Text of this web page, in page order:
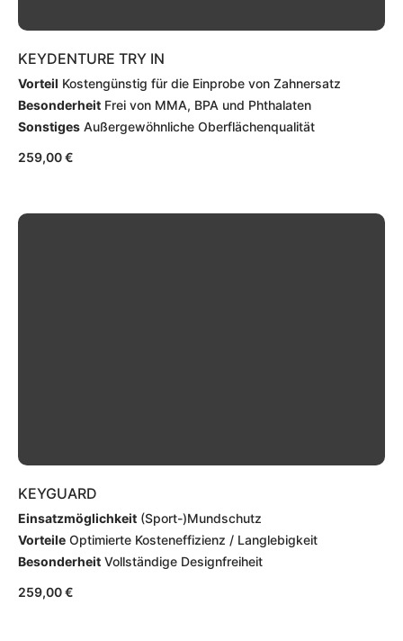
KEYDENTURE TRY IN
Vorteil Kostengünstig für die Einprobe von Zahnersatz
Besonderheit Frei von MMA, BPA und Phthalaten
Sonstiges Außergewöhnliche Oberflächenqualität
259,00€
KEYGUARD
Einsatzmöglichkeit (Sport-)Mundschutz
Vorteile Optimierte Kosteneffizienz / Langlebigkeit
Besonderheit Vollständige Designfreiheit
259,00€